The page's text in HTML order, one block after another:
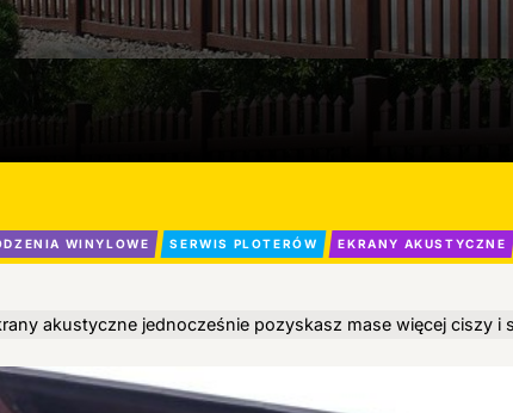
WINYLOWE SERWIS PLOTERÓW EKRANY AKUSTYCZNE
akustyczne jednocześnie pozyskasz mase więcej ciszy i